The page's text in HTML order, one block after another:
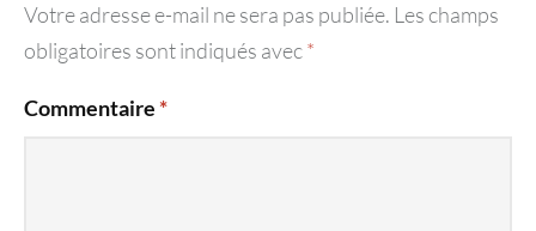
Votre adresse e-mail ne sera pas publiée. Les champs
obligatoires sont indiqués avec*
Commentaire *